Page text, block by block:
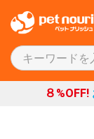
８%OFF!